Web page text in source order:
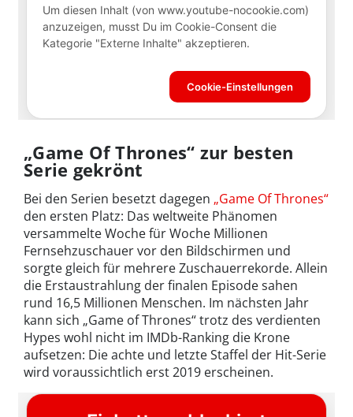
„Game Of Thrones“ zur besten
Serie gekrönt
Bei den Serien besetzt dagegen „Game Of Thrones“
den ersten Platz: Das weltweite Phänomen
versammelte Woche für Woche Millionen
Fernsehzuschauer vor den Bildschirmen und
sorgte gleich für mehrere Zuschauerrekorde. Allein
die Erstaustrahlung der finalen Episode sahen
rund 16,5 Millionen Menschen. Im nächsten Jahr
kann sich „Game of Thrones“ trotz des verdienten
Hypes wohl nicht im IMDb-Ranking die Krone
aufsetzen: Die achte und letzte Staffel der Hit-Serie
wird voraussichtlich erst 2019 erscheinen.